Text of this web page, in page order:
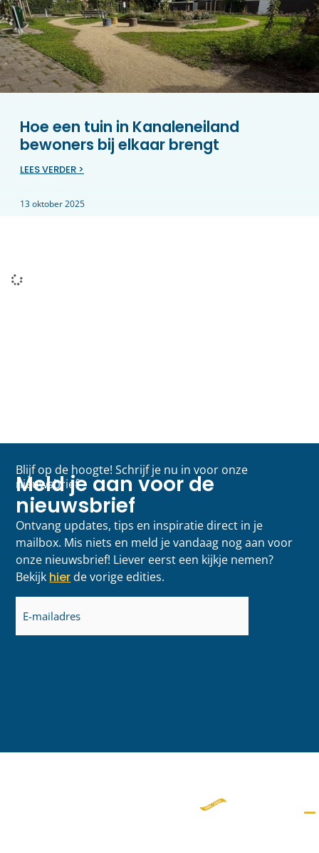
Hoe een tuin in Kanaleneiland
bewoners bij elkaar brengt
LEES VERDER >
13 oktober 2025
Blijf op de hoogte! Schrijf je nu in voor onze
nieuwsbrief
Meld je aan voor de
nieuwsbrief
Ontvang updates, tips en inspiratie direct in je
mailbox. Mis niets en meld je vandaag nog aan voor
onze nieuwsbrief! Liever eerst een kijkje nemen?
Bekijk hier de vorige edities.
E-
mailadres
(Vereist)